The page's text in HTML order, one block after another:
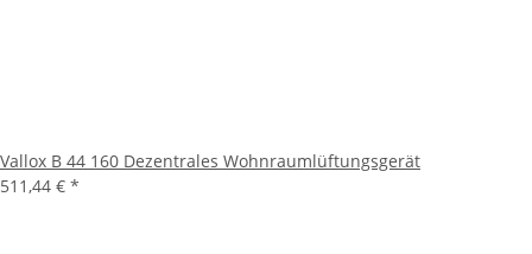
Vallox B 44 160 Dezentrales Wohnraumlüftungsgerät
511,44 € *